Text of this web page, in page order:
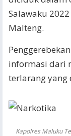
Salawaku
Malteng.
informasi dari
terlarang yang
Kapolres Maluku